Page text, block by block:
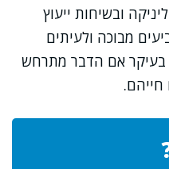
ובשיחות ייעוץ
מבוכה ולעיתים
בעיקר אם הדבר מתרחש
חייהם.